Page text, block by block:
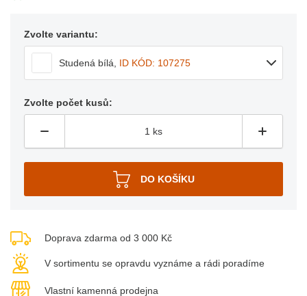
Zvolte variantu:
Studená bílá, ID KÓD: 107275
Zvolte počet kusů:
Doprava zdarma od 3 000 Kč
V sortimentu se opravdu vyznáme a rádi poradíme
Vlastní kamenná prodejna